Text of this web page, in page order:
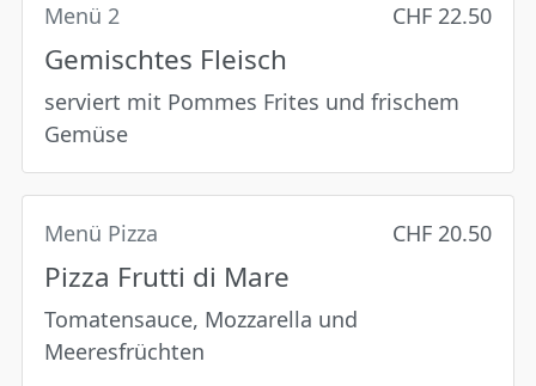
Menü 2 CHF 22.50
Gemischtes Fleisch
serviert mit Pommes Frites und frischem
Gemüse
Menü Pizza CHF 20.50
Pizza Frutti di Mare
Tomatensauce, Mozzarella und
Meeresfrüchten